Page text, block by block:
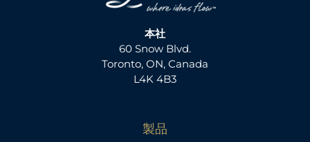
本社
60 Snow Blvd.
Toronto, ON, Canada
L4K 4B3
製品